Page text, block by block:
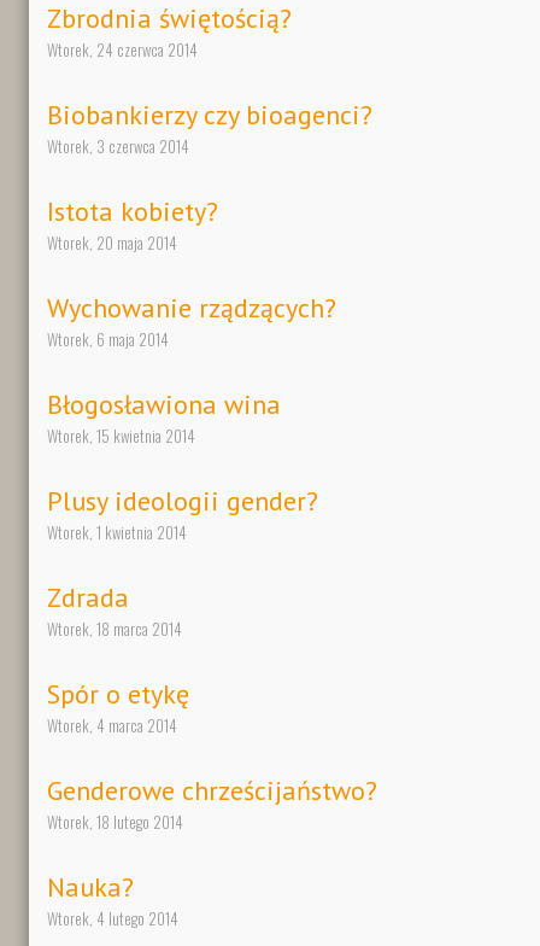
Zbrodnia świętością?
Wtorek, 24 czerwca 2014
Biobankierzy czy bioagenci?
Wtorek, 3 czerwca 2014
Istota kobiety?
Wtorek, 20 maja 2014
Wychowanie rządzących?
Wtorek, 6 maja 2014
Błogosławiona wina
Wtorek, 15 kwietnia 2014
Plusy ideologii gender?
Wtorek, 1 kwietnia 2014
Zdrada
Wtorek, 18 marca 2014
Spór o etykę
Wtorek, 4 marca 2014
Genderowe chrześcijaństwo?
Wtorek, 18 lutego 2014
Nauka?
Wtorek, 4 lutego 2014